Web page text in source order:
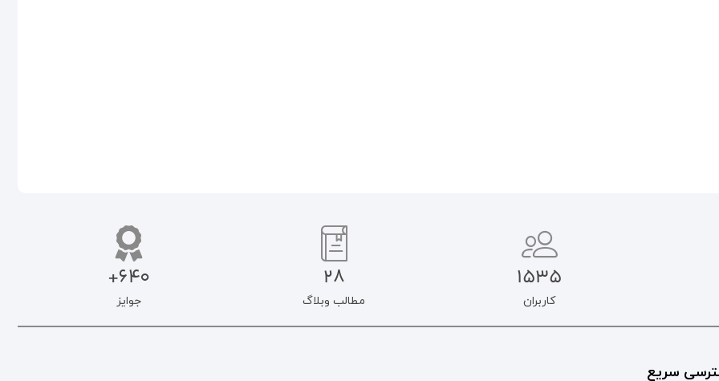
1535
کاربران
28
مطالب وبلاگ
640+
جوایز
سریع